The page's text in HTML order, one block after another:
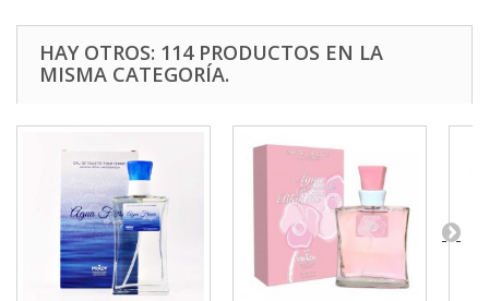
HAY OTROS: 114 PRODUCTOS EN LA
MISMA CATEGORÍA.